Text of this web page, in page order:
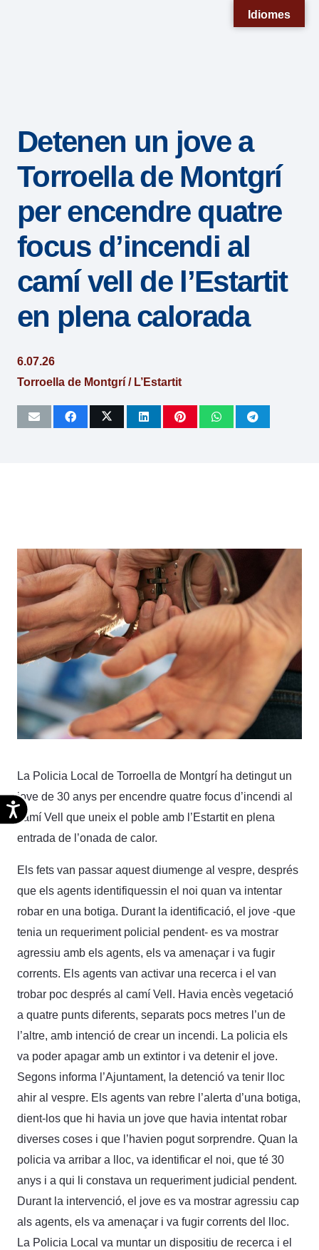
sistema
accesibilidad.
Accesibilidad
Detenen un jove a
Torroella de Montgrí
per encendre quatre
focus d’incendi al
camí vell de l’Estartit
en plena calorada
6.07.26
Torroella de Montgrí / L’Estartit
La Policia Local de Torroella de Montgrí ha detingut un
jove de 30 anys per encendre quatre focus d’incendi al
camí Vell que uneix el poble amb l’Estartit en plena
entrada de l’onada de calor.
Els fets van passar aquest diumenge al vespre, després
que els agents identifiquessin el noi quan va intentar
robar en una botiga. Durant la identificació, el jove -que
tenia un requeriment policial pendent- es va mostrar
agressiu amb els agents, els va amenaçar i va fugir
corrents. Els agents van activar una recerca i el van
trobar poc després al camí Vell. Havia encès vegetació
a quatre punts diferents, separats pocs metres l’un de
l’altre, amb intenció de crear un incendi. La policia els
va poder apagar amb un extintor i va detenir el jove.
Segons informa l’Ajuntament, la detenció va tenir lloc
ahir al vespre. Els agents van rebre l’alerta d’una botiga,
dient-los que hi havia un jove que havia intentat robar
diverses coses i que l’havien pogut sorprendre. Quan la
policia va arribar a lloc, va identificar el noi, que té 30
anys i a qui li constava un requeriment judicial pendent.
Durant la intervenció, el jove es va mostrar agressiu cap
als agents, els va amenaçar i va fugir corrents del lloc.
La Policia Local va muntar un dispositiu de recerca i el
Idiomes